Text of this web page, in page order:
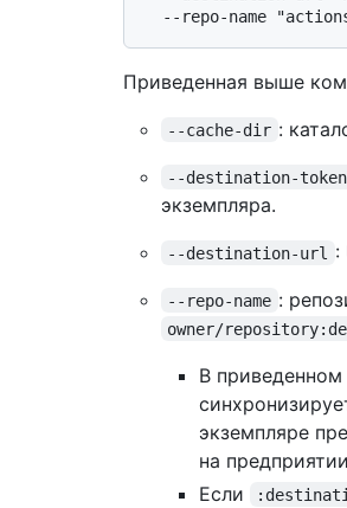
Приведенная выше
--cache-dir :
--destination-token
экземпляра.
--destination-url :
--repo-name :
owner/
В
экземпляре
на
Если